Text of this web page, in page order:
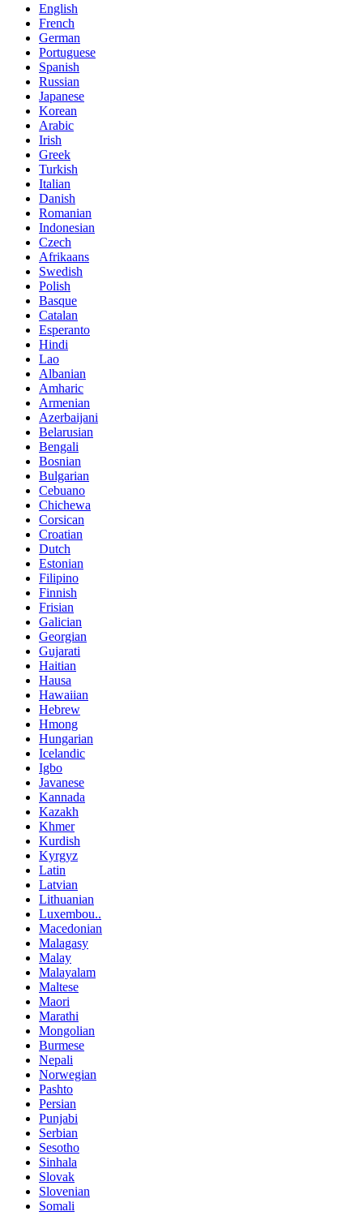
English
French
German
Portuguese
Spanish
Russian
Japanese
Korean
Arabic
Irish
Greek
Turkish
Italian
Danish
Romanian
Indonesian
Czech
Afrikaans
Swedish
Polish
Basque
Catalan
Esperanto
Hindi
Lao
Albanian
Amharic
Armenian
Azerbaijani
Belarusian
Bengali
Bosnian
Bulgarian
Cebuano
Chichewa
Corsican
Croatian
Dutch
Estonian
Filipino
Finnish
Frisian
Galician
Georgian
Gujarati
Haitian
Hausa
Hawaiian
Hebrew
Hmong
Hungarian
Icelandic
Igbo
Javanese
Kannada
Kazakh
Khmer
Kurdish
Kyrgyz
Latin
Latvian
Lithuanian
Luxembou..
Macedonian
Malagasy
Malay
Malayalam
Maltese
Maori
Marathi
Mongolian
Burmese
Nepali
Norwegian
Pashto
Persian
Punjabi
Serbian
Sesotho
Sinhala
Slovak
Slovenian
Somali